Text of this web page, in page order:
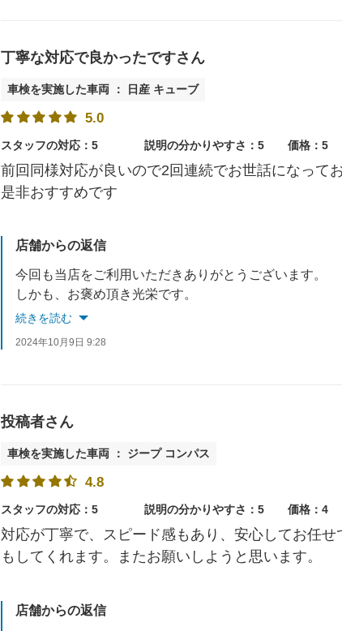
丁寧な対応で良かったですさん
車検を実施した車両 ： 日産 キューブ
5.0
スタッフの対応：5 説明の分かりやすさ：5 価格：5
前回同様対応が良いので2回連続でお世話になってお
是非おすすめです
店舗からの返信
今回も当店をご利用いただきありがとうございます。
しかも、お褒め頂き光栄です。
車検以外もいろいろと取り揃えておりますので、またよ
続きを読む
2024年10月9日 9:28
投稿者さん
車検を実施した車両 ： ジープ コンパス
4.8
スタッフの対応：5 説明の分かりやすさ：5 価格：4
対応が丁寧で、スピード感もあり、安心してお任
もしてくれます。またお願いしようと思います。
店舗からの返信